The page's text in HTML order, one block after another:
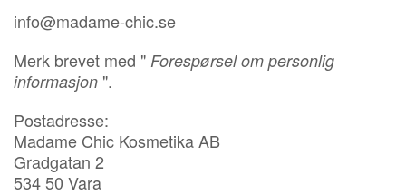
info@madame-chic.se
Merk brevet med " Forespørsel om personlig
informasjon ".
Postadresse:
Madame Chic Kosmetika AB
Gradgatan 2
534 50 Vara